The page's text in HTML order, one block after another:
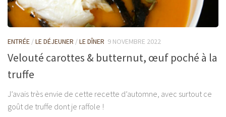
ENTRÉE /LE DÉJEUNER /LE DÎNER 9 NOVEMBRE 2022
Velouté carottes & butternut, œuf poché à la
truffe
J’avais très envie de cette recette d’automne, avec surtout ce
goût de truffe dont je raffole !